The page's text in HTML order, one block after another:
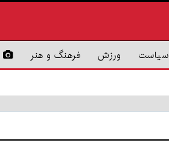
سیاست ورزش فرهنگ و هنر